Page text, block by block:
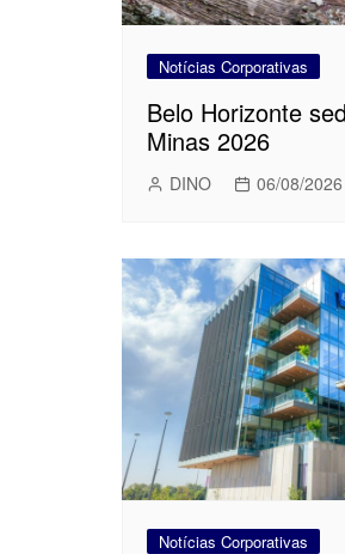
Notícias Corporativas
Belo Horizonte
Minas 2026
DINO 06/08/2026
Notícias Corporativas